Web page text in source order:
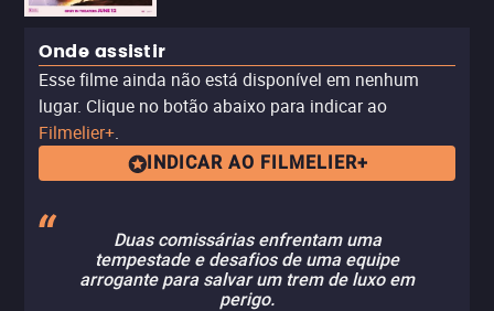
Onde assistir
Esse filme ainda não está disponível em nenhum
lugar. Clique no botão abaixo para indicar ao
Filmelier+.
INDICAR AO FILMELIER+
Duas comissárias enfrentam uma
tempestade e desafios de uma equipe
arrogante para salvar um trem de luxo em
perigo.